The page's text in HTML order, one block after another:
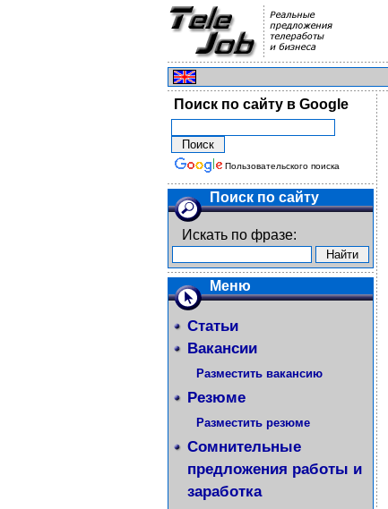
Поиск по сайту в Google
Пользовательского поиска
Поиск по сайту
Искать по фразе:
Меню
Статьи
Вакансии
Разместить вакансию
Резюме
Разместить резюме
Сомнительные
предложения работы и
заработка